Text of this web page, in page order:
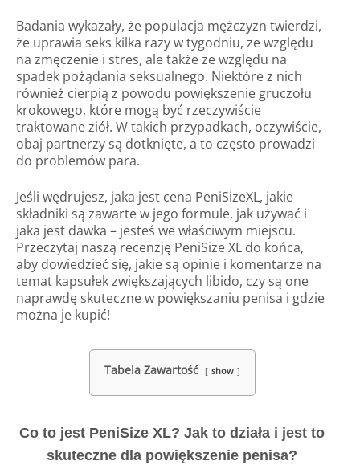
Badania wykazały, że populacja mężczyzn twierdzi,
że uprawia seks kilka razy w tygodniu, ze względu
na zmęczenie i stres, ale także ze względu na
spadek pożądania seksualnego. Niektóre z nich
również cierpią z powodu powiększenie gruczołu
krokowego, które mogą być rzeczywiście
traktowane ziół. W takich przypadkach, oczywiście,
obaj partnerzy są dotknięte, a to często prowadzi
do problemów para.
Jeśli wędrujesz, jaka jest cena PeniSizeXL, jakie
składniki są zawarte w jego formule, jak używać i
jaka jest dawka – jesteś we właściwym miejscu.
Przeczytaj naszą recenzję PeniSize XL do końca,
aby dowiedzieć się, jakie są opinie i komentarze na
temat kapsułek zwiększających libido, czy są one
naprawdę skuteczne w powiększaniu penisa i gdzie
można je kupić!
Tabela Zawartość show
Co to jest PeniSize XL? Jak to działa i jest to
skuteczne dla powiększenie penisa?